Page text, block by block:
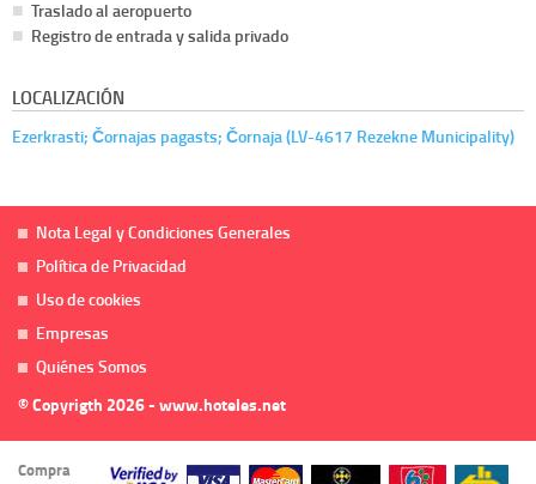
Traslado al aeropuerto
Registro de entrada y salida privado
LOCALIZACIÓN
Ezerkrasti; Čornajas pagasts; Čornaja (LV-4617 Rezekne Municipality)
Nota Legal y Condiciones Generales
Política de Privacidad
Uso de cookies
Empresas
Quiénes Somos
© Copyrigth 2026 - www.hoteles.net
Compra